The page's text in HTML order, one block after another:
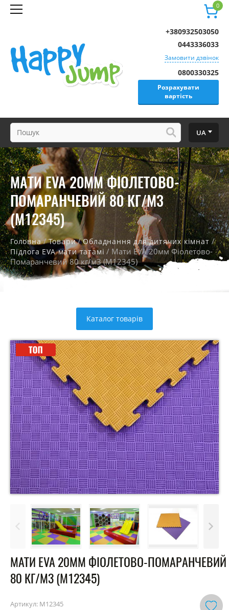
0
0800330325
Розрахувати
вартість
+380932503050
0443336033
Замовити дзвінок
UA
МАТИ EVA 20ММ ФІОЛЕТОВО-
ПОМАРАНЧЕВИЙ 80 КГ/М3
(M12345)
Головна/Товари/Обладнання для дитячих кімнат /
Підлога EVA мати татамі / Мати EVA 20мм Фіолетово-
Помаранчевий 80 кг/м3 (M12345)
Каталог товарів
МАТИ EVA 20ММ ФІОЛЕТОВО-ПОМАРАНЧЕВИЙ
80 КГ/М3 (M12345)
Артикул: M12345